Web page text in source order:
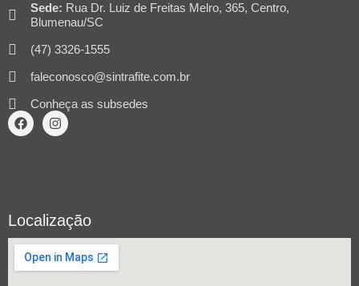
Sede: Rua Dr. Luiz de Freitas Melro, 365, Centro,
Blumenau/SC
(47) 3326-1555
faleconosco@sintrafite.com.br
Conheça as subsedes
Localização